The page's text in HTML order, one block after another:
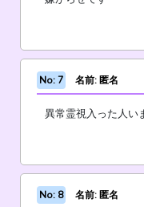
No: 7 名前: 匿名
異常霊視入った人い
No: 8 名前: 匿名